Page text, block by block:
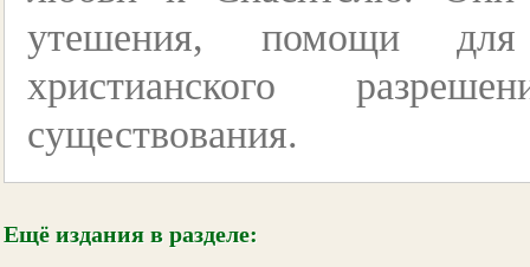
утешения, помощи для
христианского
существования.
Ещё издания в разделе: